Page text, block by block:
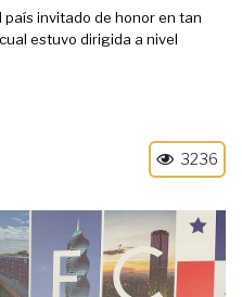
invitado de honor en tan
estuvo dirigida a nivel
3236